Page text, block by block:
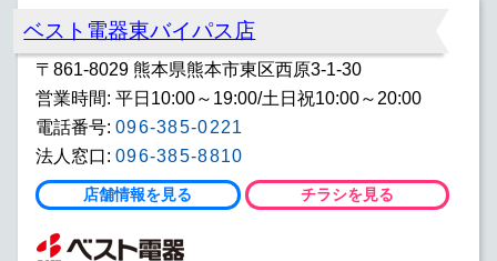
ベスト電器東バイパス店
〒861-8029 熊本県熊本市東区西原3-1-30
営業時間: 平日10:00～19:00/土日祝10:00～20:00
電話番号: 096-385-0221
法人窓口: 096-385-8810
店舗情報を見る チラシを見る